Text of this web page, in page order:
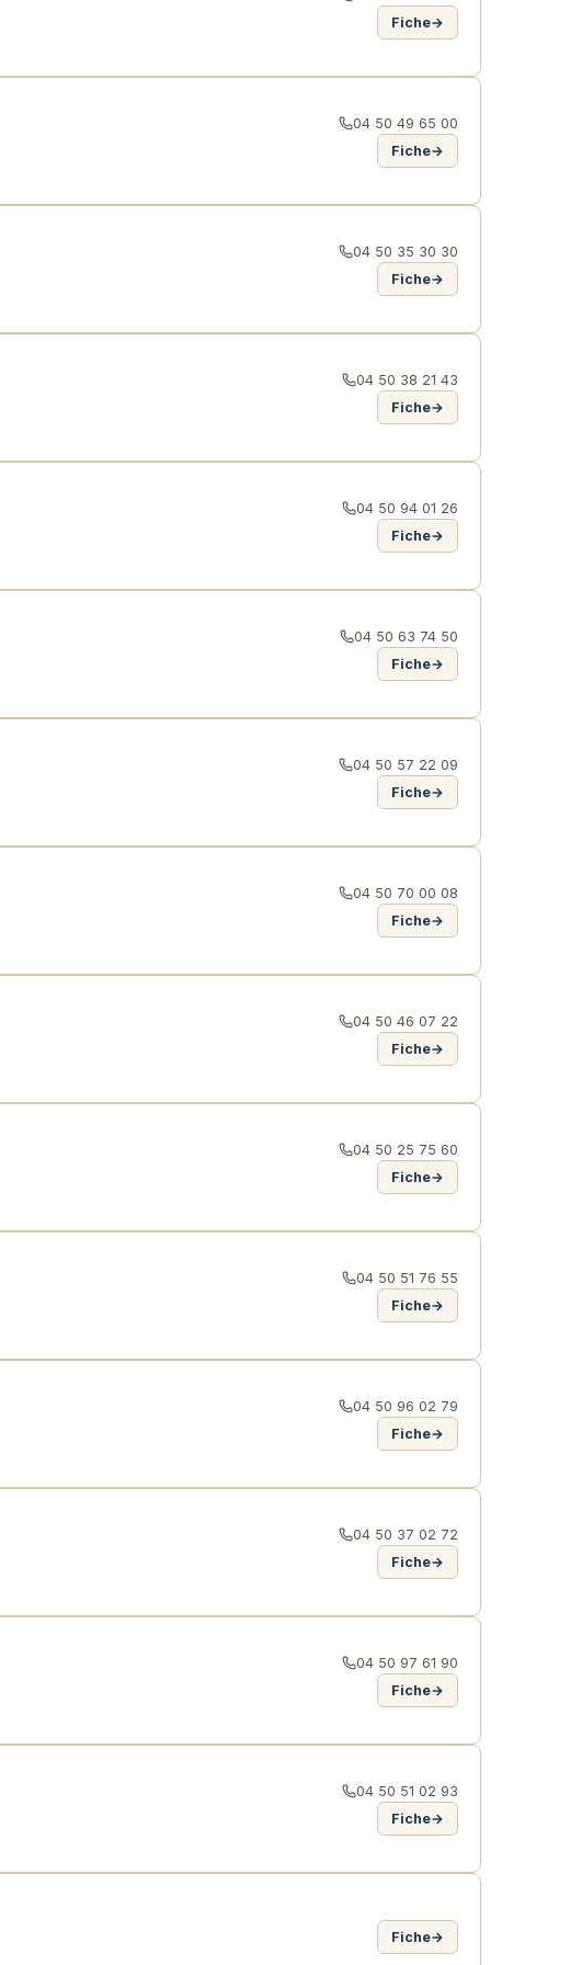
Fiche→
04 50 49 65 00
Fiche→
04 50 35 30 30
Fiche→
04 50 38 21 43
Fiche→
04 50 94 01 26
Fiche→
04 50 63 74 50
Fiche→
04 50 57 22 09
Fiche→
04 50 70 00 08
Fiche→
04 50 46 07 22
Fiche→
04 50 25 75 60
Fiche→
04 50 51 76 55
Fiche→
04 50 96 02 79
Fiche→
04 50 37 02 72
Fiche→
04 50 97 61 90
Fiche→
04 50 51 02 93
Fiche→
Fiche→